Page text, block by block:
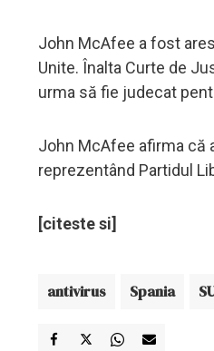
John McAfee a fost
Unite. Înalta Curte de
urma să fie judecat
John McAfee afirma că
reprezentând Partidul
[citeste si]
antivirus Spania